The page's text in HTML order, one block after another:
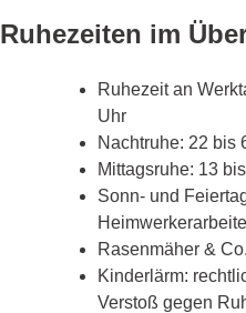
Ruhezeiten im
Ruhezeit an
Uhr
Nachtruhe: 22 bis
Mittagsruhe: 13
Sonn- und
Rasenmäher &
Kinderlärm:
Verstoß gegen